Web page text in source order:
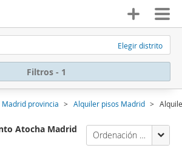
Elegir distrito
Filtros - 1
provincia Alquiler pisos Madrid
Atocha Madrid
Ordenación Enalquiler